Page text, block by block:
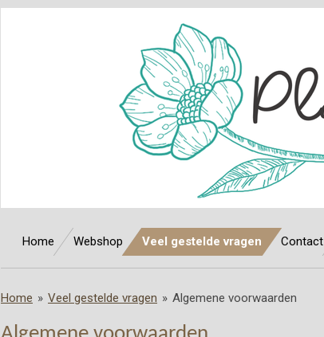
Home Webshop Veel gestelde vragen Contact
Home » Veel gestelde vragen » Algemene voorwaarden